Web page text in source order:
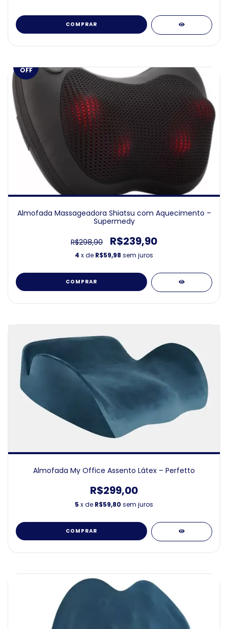
COMPRAR
OFF
Almofada Massageadora Shiatsu com Aquecimento –
Supermedy
R$298,90 R$239,90
4 x de R$59,98 sem juros
COMPRAR
Almofada My Office Assento Látex – Perfetto
R$299,00
5 x de R$59,80 sem juros
COMPRAR